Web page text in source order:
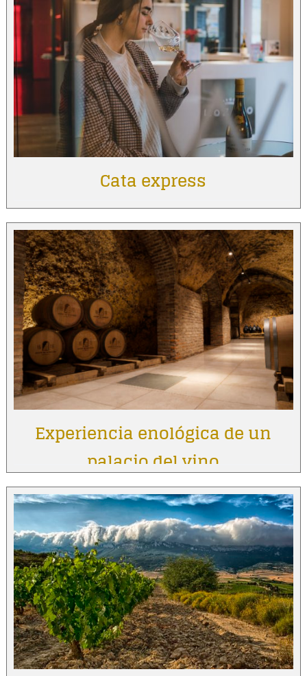
Cata express
Experiencia enológica de un
palacio del vino